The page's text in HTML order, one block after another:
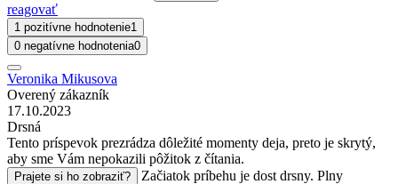
reagovať
1 pozitívne hodnotenie1
0 negatívne hodnotenia0
Veronika Mikusova
Overený zákazník
17.10.2023
Drsná
Tento príspevok prezrádza dôležité momenty deja, preto je skrytý,
aby sme Vám nepokazili pôžitok z čítania.
Prajete si ho zobraziť?
Začiatok príbehu je dost drsny. Plny